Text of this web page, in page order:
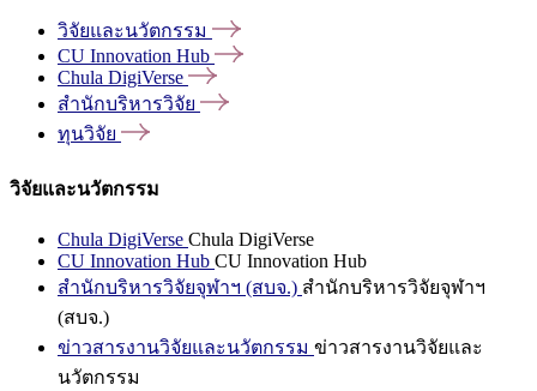
วิจัยและนวัตกรรม
CU Innovation Hub
Chula DigiVerse
สำนักบริหารวิจัย
ทุนวิจัย
วิจัยและนวัตกรรม
Chula DigiVerse Chula DigiVerse
CU Innovation Hub CU Innovation Hub
สำนักบริหารวิจัยจุฬาฯ (สบจ.) สำนักบริหารวิจัยจุฬาฯ
(สบจ.)
ข่าวสารงานวิจัยและนวัตกรรม ข่าวสารงานวิจัยและ
นวัตกรรม